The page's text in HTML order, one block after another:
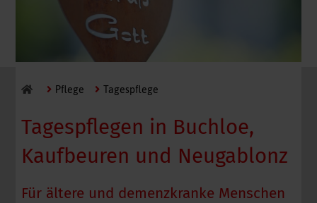
Pflege Tagespflege
Tagespflegen in Buchloe,
Kaufbeuren und Neugablonz
Für ältere und demenzkranke Menschen